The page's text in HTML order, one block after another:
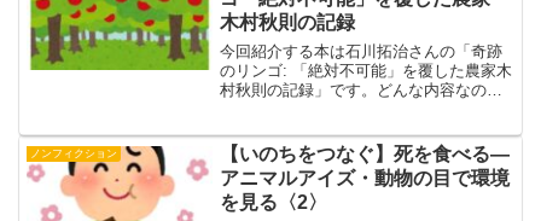
木村秋則の記録
今回紹介する本は石川拓治さんの「奇跡
のリンゴ: 「絶対不可能」を覆した農家木
村秋則の記録」です。どんな内容なの？
いた。農家、木村秋則。「死ぬくらいな
ら、バカになればいい...
ノンフィクション
【いのちをつなぐ】死を食べる―
アニマルアイズ・動物の目で環境
を見る〈2〉